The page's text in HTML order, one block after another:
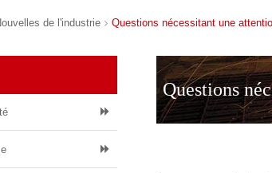
de l'industrie Questions nécessitant une
Questions